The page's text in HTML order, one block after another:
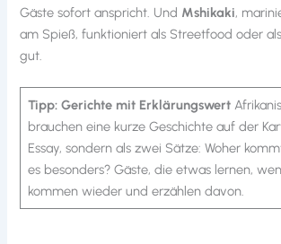
Gäste sofort anspricht. Und Mshikaki,
am Spieß, funktioniert als Streetfood oder
gut.
Tipp: Gerichte mit Erklärungswert
brauchen eine kurze Geschichte auf der
Essay, sondern als zwei Sätze: Woher
es besonders? Gäste, die etwas lernen,
kommen wieder und erzählen davon.